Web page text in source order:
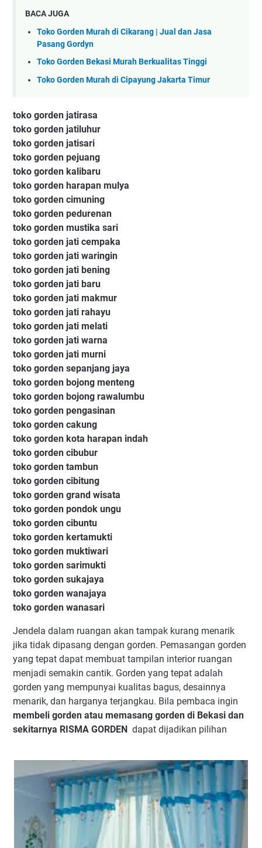
BACA JUGA
Toko Gorden Murah di Cikarang | Jual dan Jasa
Pasang Gordyn
Toko Gorden Bekasi Murah Berkualitas Tinggi
Toko Gorden Murah di Cipayung Jakarta Timur
toko gorden jatirasa
toko gorden jatiluhur
toko gorden jatisari
toko gorden pejuang
toko gorden kalibaru
toko gorden harapan mulya
toko gorden cimuning
toko gorden pedurenan
toko gorden mustika sari
toko gorden jati cempaka
toko gorden jati waringin
toko gorden jati bening
toko gorden jati baru
toko gorden jati makmur
toko gorden jati rahayu
toko gorden jati melati
toko gorden jati warna
toko gorden jati murni
toko gorden sepanjang jaya
toko gorden bojong menteng
toko gorden bojong rawalumbu
toko gorden pengasinan
toko gorden cakung
toko gorden kota harapan indah
toko gorden cibubur
toko gorden tambun
toko gorden cibitung
toko gorden grand wisata
toko gorden pondok ungu
toko gorden cibuntu
toko gorden kertamukti
toko gorden muktiwari
toko gorden sarimukti
toko gorden sukajaya
toko gorden wanajaya
toko gorden wanasari
Jendela dalam ruangan akan tampak kurang menarik
jika tidak dipasang dengan gorden. Pemasangan gorden
yang tepat dapat membuat tampilan interior ruangan
menjadi semakin cantik. Gorden yang tepat adalah
gorden yang mempunyai kualitas bagus, desainnya
menarik, dan harganya terjangkau. Bila pembaca ingin
membeli gorden atau memasang gorden di Bekasi dan
sekitarnya RISMA GORDEN dapat dijadikan pilihan